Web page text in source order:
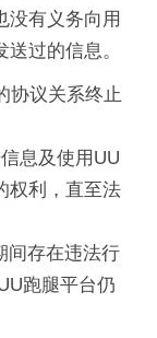
没有义务向用
过的信息。
协议关系终止
息及使用UU
权利，直至法
间存在违法行
跑腿平台仍